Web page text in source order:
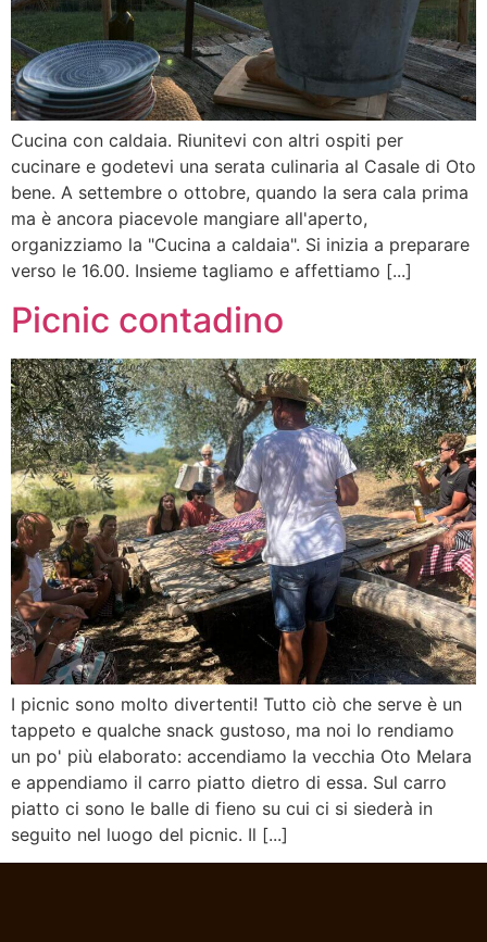
Cucina con caldaia. Riunitevi con altri ospiti per
cucinare e godetevi una serata culinaria al Casale di Oto
bene. A settembre o ottobre, quando la sera cala prima
ma è ancora piacevole mangiare all'aperto,
organizziamo la "Cucina a caldaia". Si inizia a preparare
verso le 16.00. Insieme tagliamo e affettiamo [...]
Picnic contadino
I picnic sono molto divertenti! Tutto ciò che serve è un
tappeto e qualche snack gustoso, ma noi lo rendiamo
un po' più elaborato: accendiamo la vecchia Oto Melara
e appendiamo il carro piatto dietro di essa. Sul carro
piatto ci sono le balle di fieno su cui ci si siederà in
seguito nel luogo del picnic. Il [...]